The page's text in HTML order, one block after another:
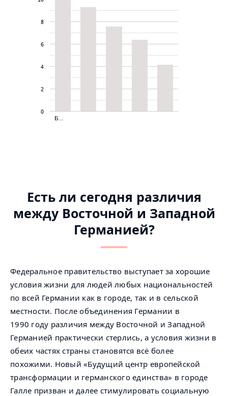
Б…
0
2
4
6
8
Есть ли сегодня различия
между Восточной и Западной
Германией?
Федеральное правительство выступает за хорошие
условия жизни для людей любых национальностей
по всей Германии как в городе, так и в сельской
местности. После объединения Германии в
1990 году различия между Восточной и Западной
Германией практически стерлись, а условия жизни в
обеих частях страны становятся всё более
похожими. Новый «Будущий центр европейской
трансформации и германского единства» в городе
Галле призван и далее стимулировать социальную